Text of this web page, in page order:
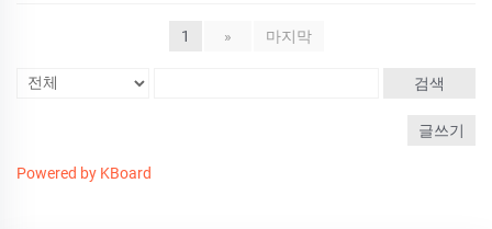
1 » 마지막
검색
글쓰기
Powered by KBoard